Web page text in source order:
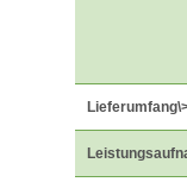
Lieferumfang